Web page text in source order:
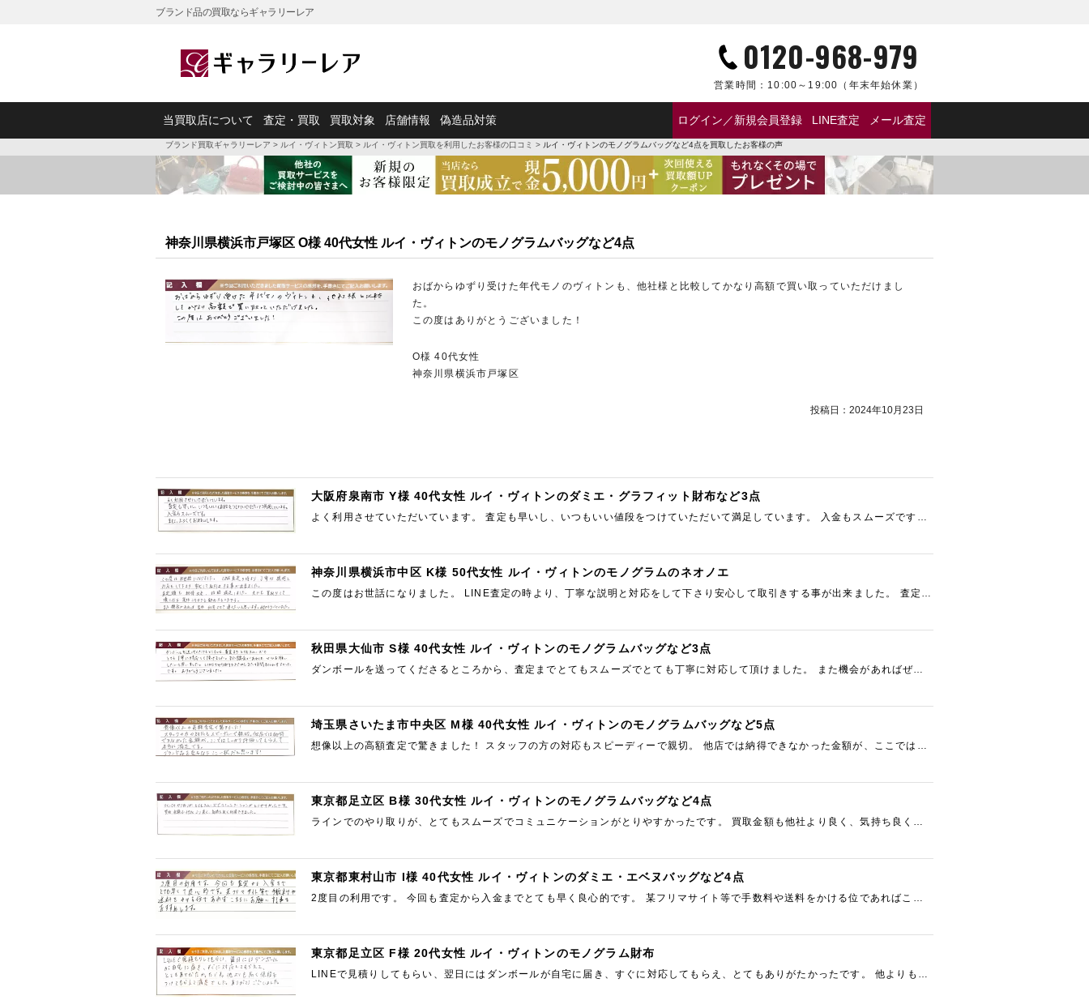
ブランド品の買取ならギャラリーレア
0120-968-979
営業時間： 10:00～19:00 （年末年始休業）
当買取店について 査定・買取 買取対象 店舗情報 偽造品対策 ログイン／新規会員登録 LINE査定 メール査定
ブランド買取ギャラリーレア > ルイ・ヴィトン買取 > ルイ・ヴィトン買取を利用したお客様の口コミ > ルイ・ヴィトンのモノグラムバッグなど4点を買取したお客様の声
神奈川県横浜市戸塚区 O様 40代女性 ルイ・ヴィトンのモノグラムバッグなど4点
おばからゆずり受けた年代モノのヴィトンも、他社様と比較してかなり高額で買い取っていただけまし
た。
この度はありがとうございました！
O様 40代女性
神奈川県横浜市戸塚区
投稿日： 2024年10月23日
大阪府泉南市 Y様 40代女性 ルイ・ヴィトンのダミエ・グラフィット財布など3点
よく利用させていただいています。 査定も早いし、いつもいい値段をつけていただいて満足しています。 入金もスムーズです。
神奈川県横浜市中区 K様 50代女性 ルイ・ヴィトンのモノグラムのネオノエ
この度はお世話になりました。 LINE査定の時より、丁寧な説明と対応をして下さり安心して取引きする事が出来ました。 査定額
秋田県大仙市 S様 40代女性 ルイ・ヴィトンのモノグラムバッグなど3点
ダンボールを送ってくださるところから、査定までとてもスムーズでとても丁寧に対応して頂けました。 また機会があればぜひ
埼玉県さいたま市中央区 M様 40代女性 ルイ・ヴィトンのモノグラムバッグなど5点
想像以上の高額査定で驚きました！ スタッフの方の対応もスピーディーで親切。 他店では納得できなかった金額が、ここではし
東京都足立区 B様 30代女性 ルイ・ヴィトンのモノグラムバッグなど4点
ラインでのやり取りが、とてもスムーズでコミュニケーションがとりやすかったです。 買取金額も他社より良く、気持ち良く利
東京都東村山市 I様 40代女性 ルイ・ヴィトンのダミエ・エベヌバッグなど4点
2度目の利用です。 今回も査定から入金までとても早く良心的です。 某フリマサイト等で手数料や送料をかける位であればこち
東京都足立区 F様 20代女性 ルイ・ヴィトンのモノグラム財布
LINEで見積りしてもらい、翌日にはダンボールが自宅に届き、すぐに対応してもらえ、とてもありがたかったです。 他よりも高